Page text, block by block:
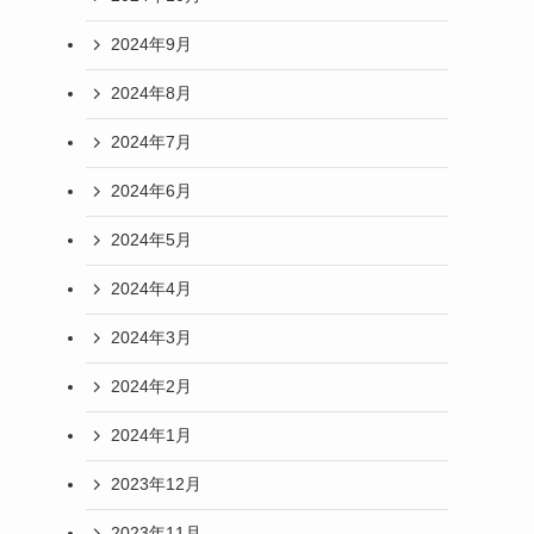
2024年9月
2024年8月
2024年7月
2024年6月
2024年5月
2024年4月
2024年3月
2024年2月
2024年1月
2023年12月